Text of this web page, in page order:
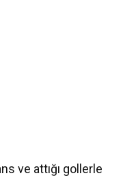
ve attığı gollerle